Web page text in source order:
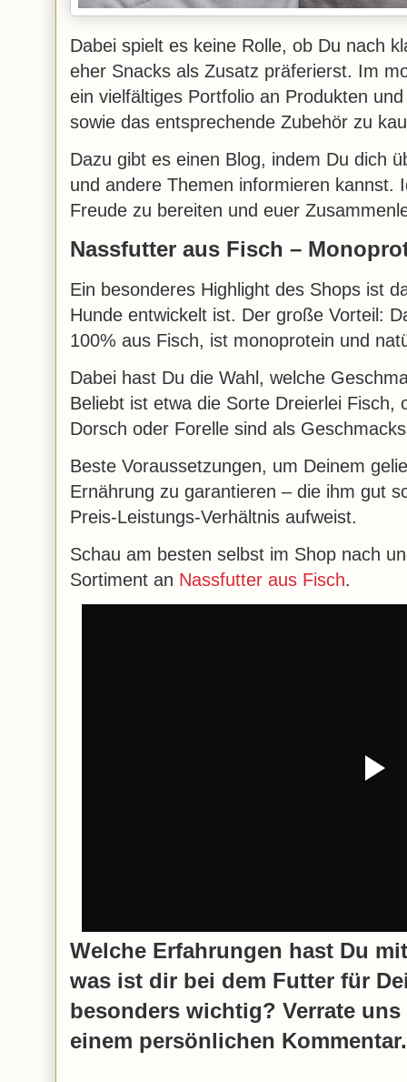
Dabei spielt es keine Rolle, ob Du nach
eher Snacks als Zusatz präferierst. Im
ein vielfältiges Portfolio an Produkten
sowie das entsprechende Zubehör zu
Dazu gibt es einen Blog, indem Du dich
und andere Themen informieren kannst.
Freude zu bereiten und euer
Nassfutter aus Fisch –
Ein besonderes Highlight des Shops ist
Hunde entwickelt ist. Der große Vorteil:
100% aus Fisch, ist monoprotein und
Dabei hast Du die Wahl, welche
Beliebt ist etwa die Sorte Dreierlei Fisch,
Dorsch oder Forelle sind als
Beste Voraussetzungen, um Deinem
Ernährung zu garantieren – die ihm gut
Preis-Leistungs-Verhältnis aufweist.
Schau am besten selbst im Shop nach
Sortiment an Nassfutter aus Fisch.
Welche Erfahrungen hast Du
was ist dir bei dem Futter für
besonders wichtig? Verrate
einem persönlichen Kommentar.